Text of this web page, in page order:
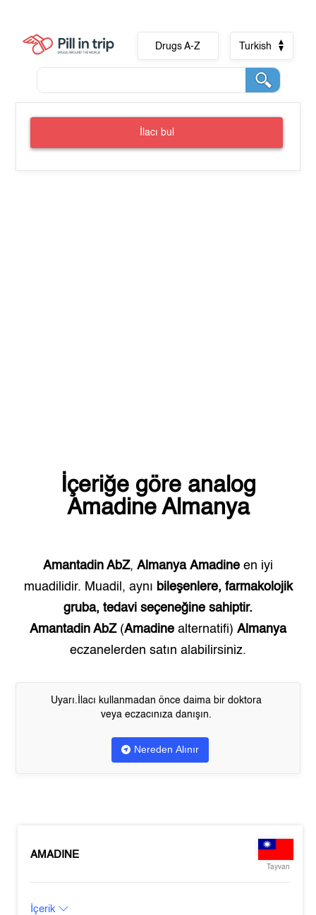
Drugs A-Z Turkish
İlacı bul
İçeriğe göre analog
Amadine Almanya
Amantadin AbZ, Almanya Amadine en iyi
muadilidir. Muadil, aynı bileşenlere, farmakolojik
gruba, tedavi seçeneğine sahiptir.
Amantadin AbZ(Amadine alternatifi) Almanya
eczanelerden satın alabilirsiniz.
Uyarı.İlacı kullanmadan önce daima bir doktora
veya eczacınıza danışın.
Nereden Alınır
AMADINE
Tayvan
İçerik